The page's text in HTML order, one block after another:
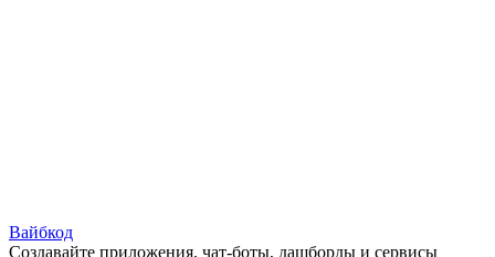
Вайбкод
Создавайте приложения, чат-боты, дашборды и сервисы